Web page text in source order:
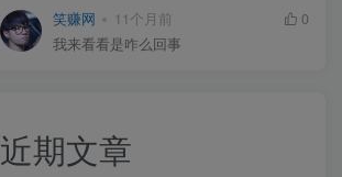
笑赚网 11个月前
0
我来看看是咋么回事
近期文章